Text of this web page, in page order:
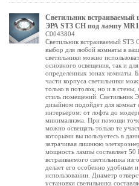
Светильник
ЭРА ST3 CH под лампу
C0043804
Светильник встраиваемый ST3
выбор для любой комнаты в
светильники можно
основного освещения, так и
определенных зонах комнаты.
части корпуса светильники
только в потолок, но и в стены,
стиль помещений. Светильник
дизайном подойдет для комнат
интерьером: от лофта до
минимализма. При помощи
можно освещать только те
которыми вы пользуетесь в
затрачивая лишнюю
мощность лампы составляет 50
встраиваемого светильника
делает его особенно удобным
использовании. Диаметр
установки светильника